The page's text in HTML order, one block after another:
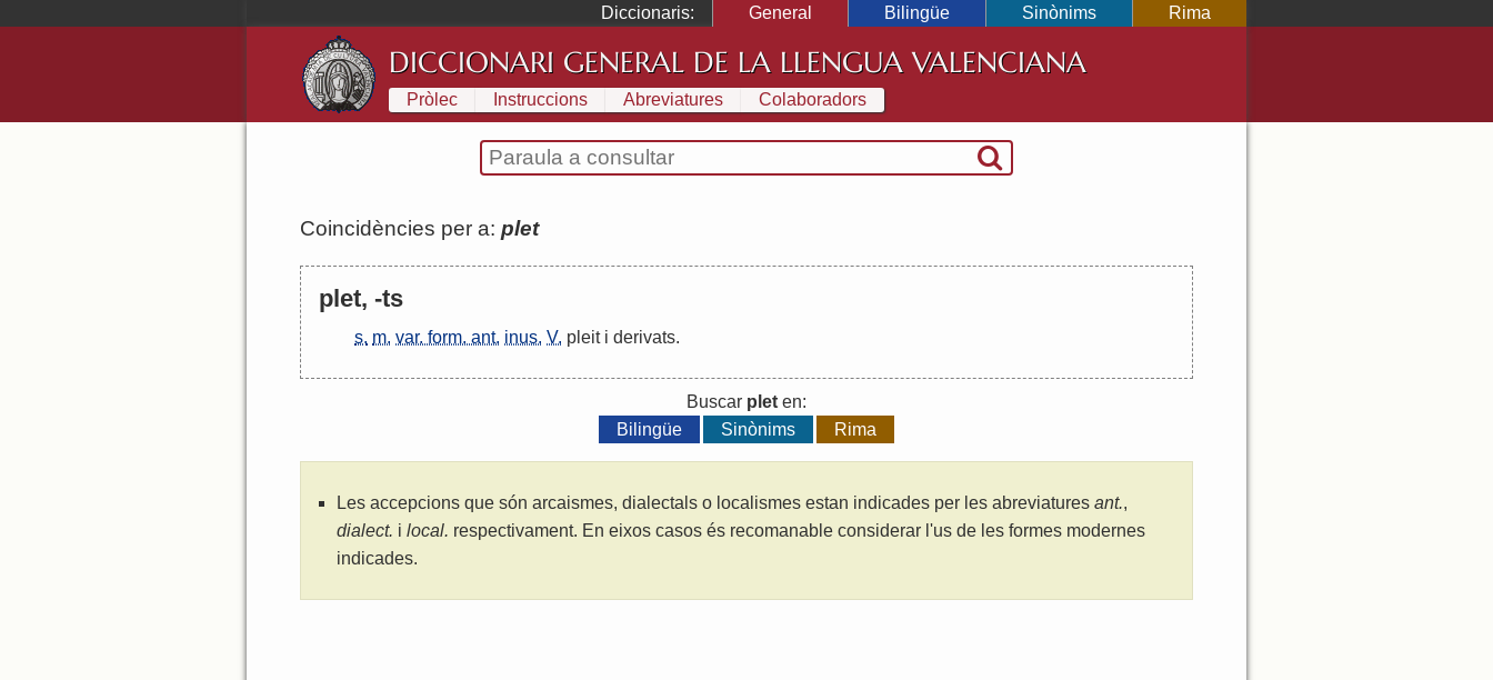
Diccionaris: General Bilingüe Sinònims Rima
DICCIONARI GENERAL DE LA LLENGUA VALENCIANA
Pròlec Instruccions Abreviatures Colaboradors
Coincidències per a: plet
plet, -ts
s. m. var. form. ant. inus. V. pleit i derivats.
Buscar plet en:
Bilingüe
Sinònims Rima
Les accepcions que són arcaismes, dialectals o localismes estan indicades per les abreviatures ant.,
dialect. i local. respectivament. En eixos casos és recomanable considerar l'us de les formes modernes
indicades.